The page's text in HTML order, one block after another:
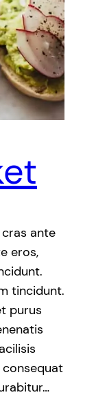
ante
eros,
tincidunt.
purus